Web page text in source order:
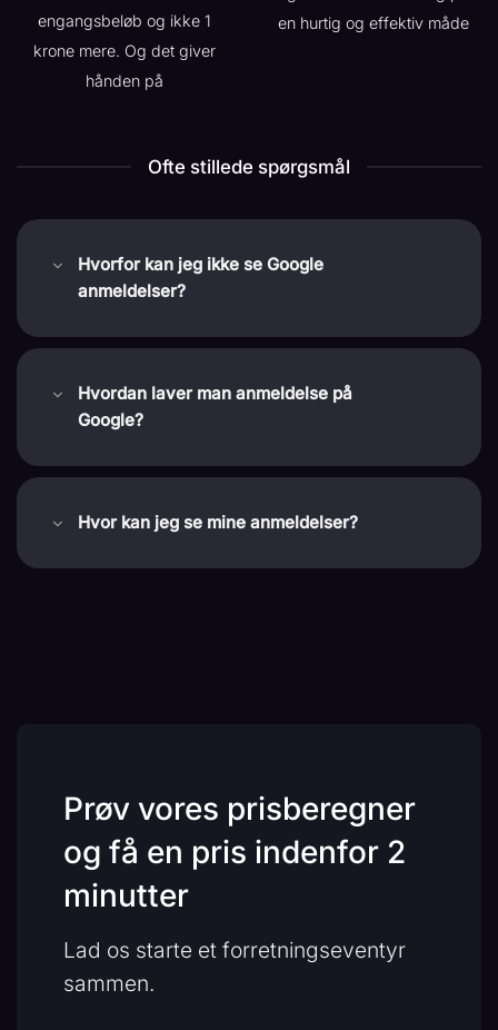
engangsbeløb og ikke 1
krone mere. Og det giver
hånden på
en hurtig og effektiv måde
Ofte stillede spørgsmål
Hvorfor kan jeg ikke se Google
anmeldelser?
Hvordan laver man anmeldelse på
Google?
Hvor kan jeg se mine anmeldelser?
Prøv vores prisberegner
og få en pris indenfor 2
minutter
Lad os starte et forretningseventyr
sammen.